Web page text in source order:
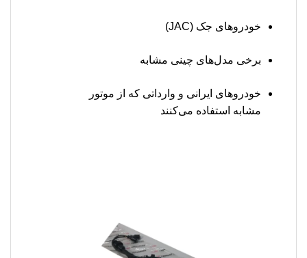
خودروهای جک (JAC)
برخی مدل‌های چینی مشابه
خودروهای ایرانی و وارداتی که از موتور
مشابه استفاده می‌کنند